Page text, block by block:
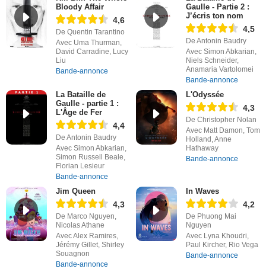
Bloody Affair
4,6
De Quentin Tarantino
Avec Uma Thurman,
David Carradine, Lucy
Liu
Bande-annonce
Gaulle - Partie 2 :
J’écris ton nom
4,5
De Antonin Baudry
Avec Simon Abkarian,
Niels Schneider,
Anamaria Vartolomei
Bande-annonce
La Bataille de
Gaulle - partie 1 :
L'Âge de Fer
4,4
De Antonin Baudry
Avec Simon Abkarian,
Simon Russell Beale,
Florian Lesieur
Bande-annonce
L'Odyssée
4,3
De Christopher Nolan
Avec Matt Damon, Tom
Holland, Anne
Hathaway
Bande-annonce
Jim Queen
4,3
De Marco Nguyen,
Nicolas Athane
Avec Alex Ramires,
Jérémy Gillet, Shirley
Souagnon
Bande-annonce
In Waves
4,2
De Phuong Mai
Nguyen
Avec Lyna Khoudri,
Paul Kircher, Rio Vega
Bande-annonce